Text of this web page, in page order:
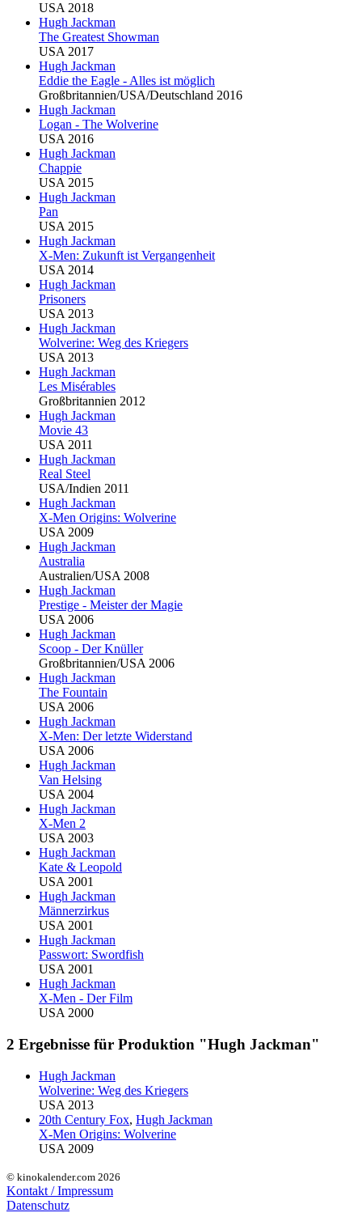
USA 2018
Hugh Jackman
The Greatest Showman
USA 2017
Hugh Jackman
Eddie the Eagle - Alles ist möglich
Großbritannien/USA/Deutschland 2016
Hugh Jackman
Logan - The Wolverine
USA 2016
Hugh Jackman
Chappie
USA 2015
Hugh Jackman
Pan
USA 2015
Hugh Jackman
X-Men: Zukunft ist Vergangenheit
USA 2014
Hugh Jackman
Prisoners
USA 2013
Hugh Jackman
Wolverine: Weg des Kriegers
USA 2013
Hugh Jackman
Les Misérables
Großbritannien 2012
Hugh Jackman
Movie 43
USA 2011
Hugh Jackman
Real Steel
USA/Indien 2011
Hugh Jackman
X-Men Origins: Wolverine
USA 2009
Hugh Jackman
Australia
Australien/USA 2008
Hugh Jackman
Prestige - Meister der Magie
USA 2006
Hugh Jackman
Scoop - Der Knüller
Großbritannien/USA 2006
Hugh Jackman
The Fountain
USA 2006
Hugh Jackman
X-Men: Der letzte Widerstand
USA 2006
Hugh Jackman
Van Helsing
USA 2004
Hugh Jackman
X-Men 2
USA 2003
Hugh Jackman
Kate & Leopold
USA 2001
Hugh Jackman
Männerzirkus
USA 2001
Hugh Jackman
Passwort: Swordfish
USA 2001
Hugh Jackman
X-Men - Der Film
USA 2000
2 Ergebnisse für Produktion "Hugh Jackman"
Hugh Jackman
Wolverine: Weg des Kriegers
USA 2013
20th Century Fox, Hugh Jackman
X-Men Origins: Wolverine
USA 2009
© kinokalender.com 2026
Kontakt / Impressum
Datenschutz